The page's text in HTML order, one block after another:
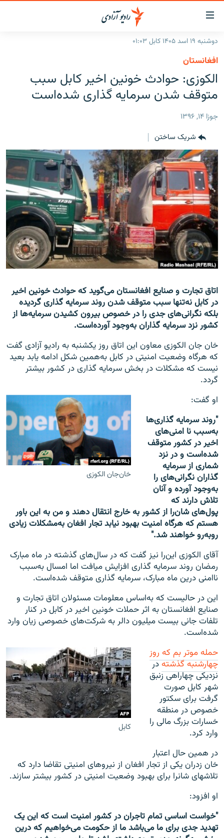
لینک‌های
قابل
دسترسی
به
متن
بازگشت
منوی
مراجعه
به
صفحه
جستجو
گزارش‌ها
افغانستان
جهان
خبرها
مصاحبه‌ها
برنامه‌ها
مجموعه تصویری
ورزش
بحران مهاجرت
'کووید-۱۹'
تماس
صفحه پشتو
به ما بپیوندید
همۀ سایت‌های رادیو آزادی/ رادیو اروپای آزاد
دوشنبه ۱۹ اسد ۱۴۰۵ کابل ۰۱:۰۳
افغانستان
الکوزی: حوادث خونین اخیر کابل سبب
متوقف شدن سرمایه گذاری شده‌است
جوزا ۱۴, ۱۳۹۶
شریک ساختن
اتاق تجارت و صنایع افغانستان می‌گوید که حوادث خونین اخیر
در کابل نه‌تنها سبب متوقف شدن روند سرمایه گذاری گردیده
بلکه نگرانی‌های جدی را در خصوص بیرون کشیدن سرمایه‌ها از
کشور نزد سرمایه گذاران به‌وجود آورده‌است.
خان جان الکوزی معاون این اتاق روز یکشنبه به رادیو آزادی گفت
که هرگاه وضعیت امنیتی در کابل به‌همین شکل ادامه یابد بعید
نیست که مشکلات در بخش سرمایه گذاری در کشور بیشتر
گردد.
خان‌جان الکوزی
او گفت:
"روند سرمایه گذاری‌ها
به‌سبب نا امنی‌های
اخیر در کشور متوقف
شده‌است و در نزد
شماری از سرمایه
گذاران نگرانی‌های را
به‌وجود آورده و آنان
تلاش دارند که
پول‌های شان‌را از کشور به خارج انتقال دهند و من به این باور
هستم که هرگاه امنیت بهبود نیابد تجار افغان به‌مشکلات زیادی
روبه‌رو خواهند شد."
آقای الکوزی این‌را نیز گفت که در سال‌های گذشته در ماه مبارک
رمضان روند سرمایه گذاری افزایش میافت اما امسال به‌سبب
ناامنی درین ماه مبارک، سرمایه گذاری متوقف شده‌است.
این در حالیست که به‌اساس معلومات مسئولان اتاق تجارت و
صنایع افغانستان به اثر حملات خونین اخیر در کابل در کنار
تلفات جانی بیست میلیون دالر به شرکت‌های خصوصی زیان وارد
شده‌است.
کابل
حمله موتر بم که روز
چهارشنبه گذشتهدر
نزدیکی چهاراهی زنبق
شهر کابل صورت
گرفت برای سکتور
خصوص در منطقه
خسارات بزرگ مالی را
وارد کرد.
در همین حال اعتبار
خان زدران یکی از تجار افغان از نیروهای امنیتی تقاضا دارد که
تلاش‎های شان‎را برای بهبود وضعیت امنیتی در کشور بیشتر سازند.
​او افزود:
"خواست اساسی تمام تاجران در کشور امنیت است که این یک
تهدید جدی برای ما می‌باشد ما از حکومت می‌خواهیم که درین